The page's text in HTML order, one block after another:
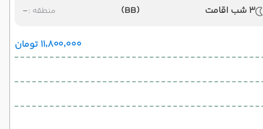
3 شب اقامت
(BB)
منطقه :-
۱۱٬۸۰۰٬۰۰۰ تومان